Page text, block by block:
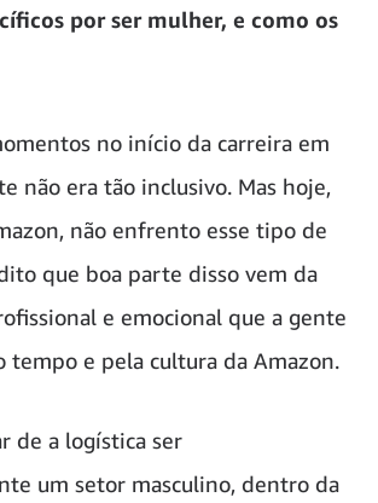
por ser mulher, e como os
no início da carreira em
não era tão inclusivo. Mas hoje,
não enfrento esse tipo de
que boa parte disso vem da
e emocional que a gente
tempo e pela cultura da Amazon.
de a logística ser
um setor masculino, dentro da